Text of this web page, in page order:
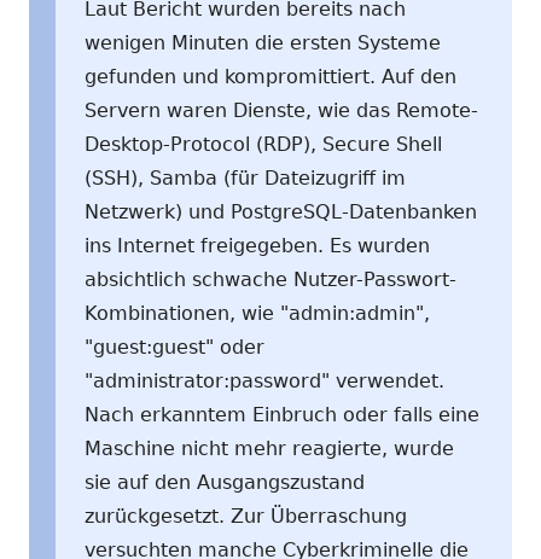
Laut Bericht wurden bereits nach
wenigen Minuten die ersten Systeme
gefunden und kompromittiert. Auf den
Servern waren Dienste, wie das Remote-
Desktop-Protocol (RDP), Secure Shell
(SSH), Samba (für Dateizugriff im
Netzwerk) und PostgreSQL-Datenbanken
ins Internet freigegeben. Es wurden
absichtlich schwache Nutzer-Passwort-
Kombinationen, wie "admin:admin",
"guest:guest" oder
"administrator:password" verwendet.
Nach erkanntem Einbruch oder falls eine
Maschine nicht mehr reagierte, wurde
sie auf den Ausgangszustand
zurückgesetzt. Zur Überraschung
versuchten manche Cyberkriminelle die